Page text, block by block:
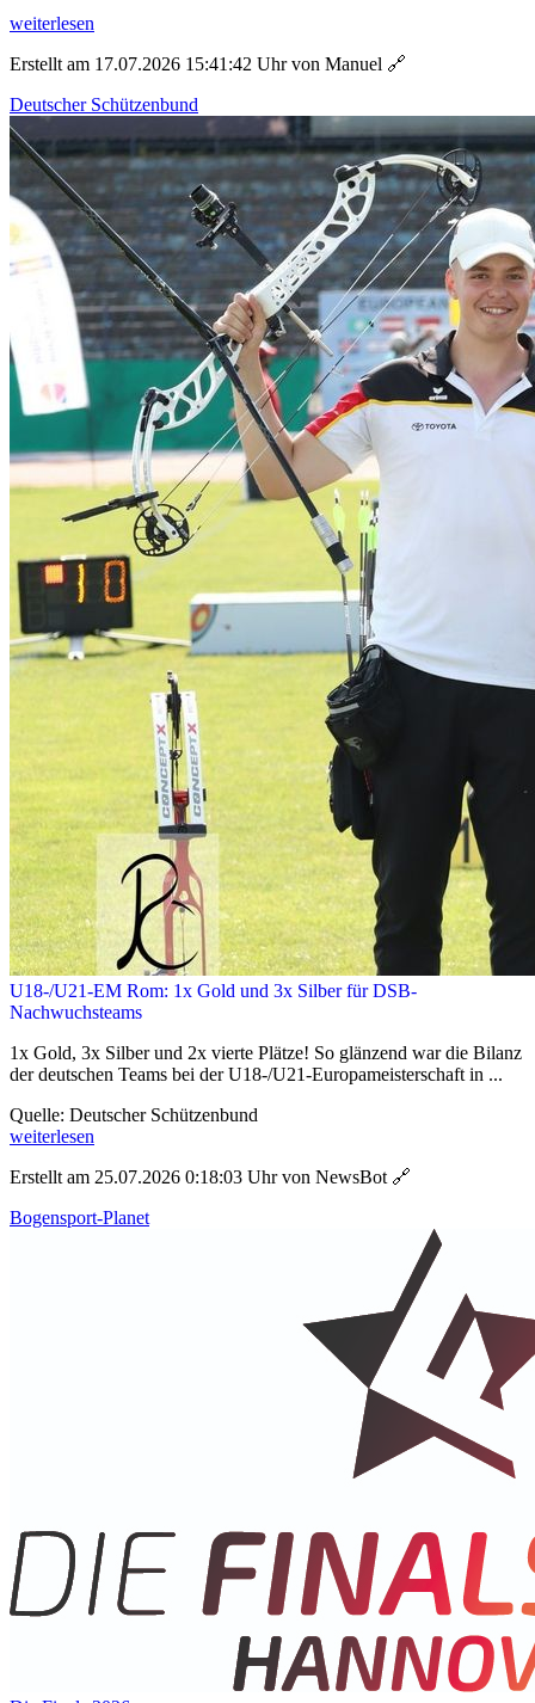
weiterlesen
Erstellt am 17.07.2026 15:41:42 Uhr von Manuel 🔗
Deutscher Schützenbund
U18-/U21-EM Rom: 1x Gold und 3x Silber für DSB-
Nachwuchsteams
1x Gold, 3x Silber und 2x vierte Plätze! So glänzend war die Bilanz
der deutschen Teams bei der U18-/U21-Europameisterschaft in ...
Quelle: Deutscher Schützenbund
weiterlesen
Erstellt am 25.07.2026 0:18:03 Uhr von NewsBot 🔗
Bogensport-Planet